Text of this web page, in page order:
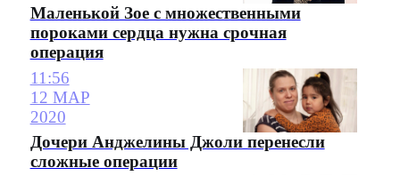
Маленькой Зое с множественными
пороками сердца нужна срочная
операция
11:56
12 МАР
2020
Дочери Анджелины Джоли перенесли
сложные операции